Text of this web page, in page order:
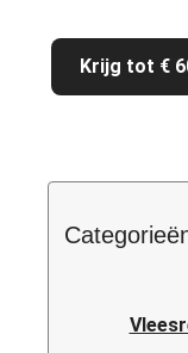
Krijg tot €